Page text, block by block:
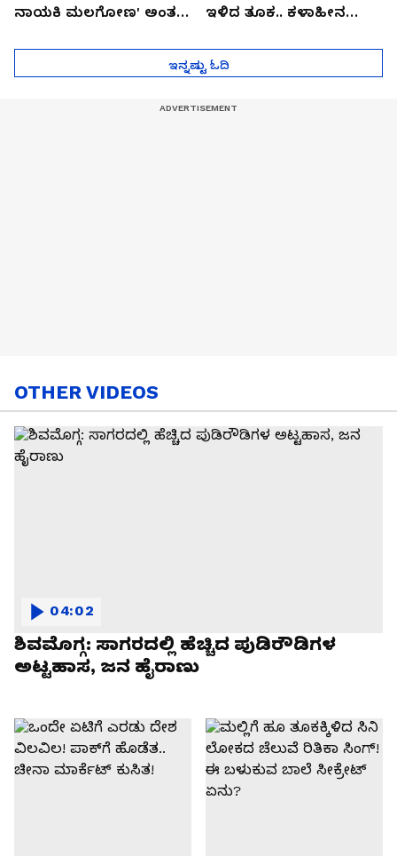
ನಾಯಕಿ ಮಲಗೋಣ' ಅಂತ
ಇಳಿದ ತೂಕ.. ಕಳಾಹೀನ
ಇನ್ನಷ್ಟು ಓದಿ
OTHER VIDEOS
ಶಿವಮೊಗ್ಗ: ಸಾಗರದಲ್ಲಿ ಹೆಚ್ಚಿದ ಪುಡಿರೌಡಿಗಳ
ಅಟ್ಟಹಾಸ, ಜನ ಹೈರಾಣು
04:02